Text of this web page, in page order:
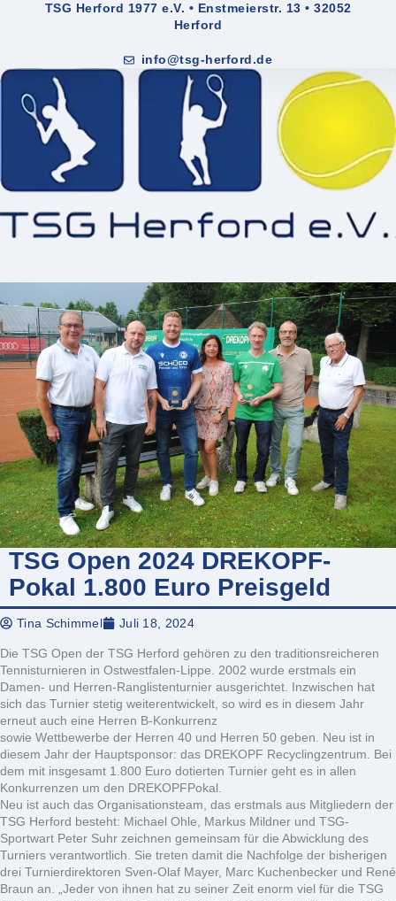
TSG Herford 1977 e.V. • Enstmeierstr. 13 • 32052
Herford
info@tsg-herford.de
TSG Open 2024 DREKOPF-
Pokal 1.800 Euro Preisgeld
Tina Schimmel Juli 18, 2024
Die TSG Open der TSG Herford gehören zu den traditionsreicheren
Tennisturnieren in Ostwestfalen-Lippe. 2002 wurde erstmals ein
Damen- und Herren-Ranglistenturnier ausgerichtet. Inzwischen hat
sich das Turnier stetig weiterentwickelt, so wird es in diesem Jahr
erneut auch eine Herren B-Konkurrenz
sowie Wettbewerbe der Herren 40 und Herren 50 geben. Neu ist in
diesem Jahr der Hauptsponsor: das DREKOPF Recyclingzentrum. Bei
dem mit insgesamt 1.800 Euro dotierten Turnier geht es in allen
Konkurrenzen um den DREKOPFPokal.
Neu ist auch das Organisationsteam, das erstmals aus Mitgliedern der
TSG Herford besteht: Michael Ohle, Markus Mildner und TSG-
Sportwart Peter Suhr zeichnen gemeinsam für die Abwicklung des
Turniers verantwortlich. Sie treten damit die Nachfolge der bisherigen
drei Turnierdirektoren Sven-Olaf Mayer, Marc Kuchenbecker und René
Braun an. „Jeder von ihnen hat zu seiner Zeit enorm viel für die TSG